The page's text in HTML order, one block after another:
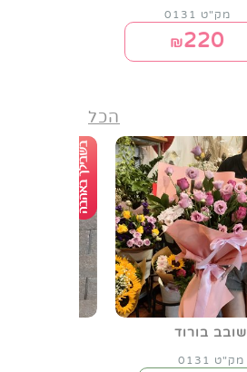
מק"ט 0131
₪220
הכל
שובב בורוד
מק"ט 0131